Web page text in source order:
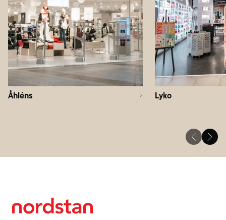
Åhléns Lyko